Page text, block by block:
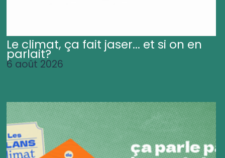
Le climat, ça fait jaser... et si on en
parlait?
6 août 2026